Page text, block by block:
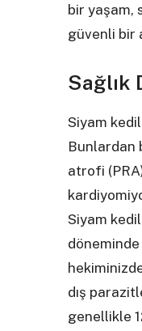
bir yaşam,
güvenli bir
Sağlık
Siyam
Bunlardan
atrofi
Siyam
dış
genellikle